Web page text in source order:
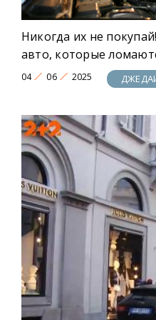
Никогда их не
авто, которые
04 06 2025